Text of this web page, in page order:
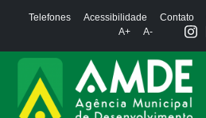
Telefones Acessibilidade Contato
A+
A-